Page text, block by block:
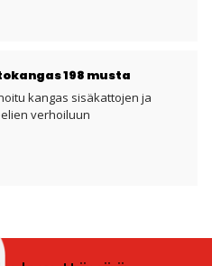
198 musta
kangas sisäkattojen ja
verhoiluun